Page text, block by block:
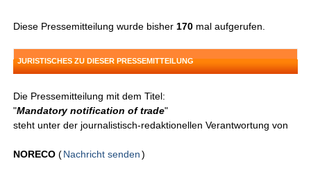
Diese Pressemitteilung wurde bisher 170 mal aufgerufen.
JURISTISCHES ZU DIESER PRESSEMITTEILUNG
Die Pressemitteilung mit dem Titel:
"Mandatory notification of trade"
steht unter der journalistisch-redaktionellen Verantwortung von
NORECO(Nachricht senden )